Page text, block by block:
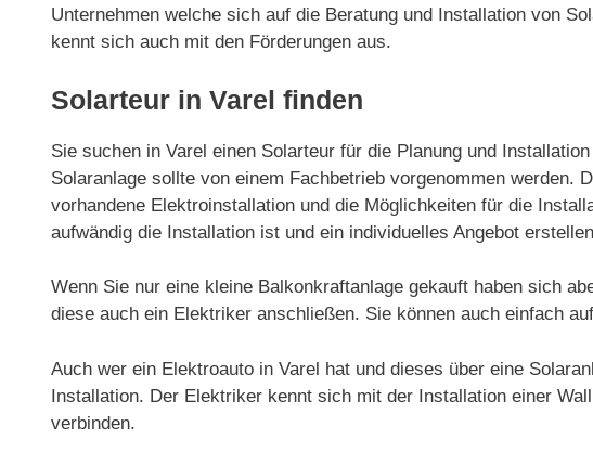
Unternehmen welche sich auf die Beratung und Installation von
kennt sich auch mit den Förderungen aus.
Solarteur in Varel finden
Sie suchen in Varel einen Solarteur für die Planung und
Solaranlage sollte von einem Fachbetrieb vorgenommen werden.
vorhandene Elektroinstallation und die Möglichkeiten für die
aufwändig die Installation ist und ein individuelles Angebot
Wenn Sie nur eine kleine Balkonkraftanlage gekauft haben sich
diese auch ein Elektriker anschließen. Sie können auch einfach
Auch wer ein Elektroauto in Varel hat und dieses über eine
Installation. Der Elektriker kennt sich mit der Installation einer
verbinden.